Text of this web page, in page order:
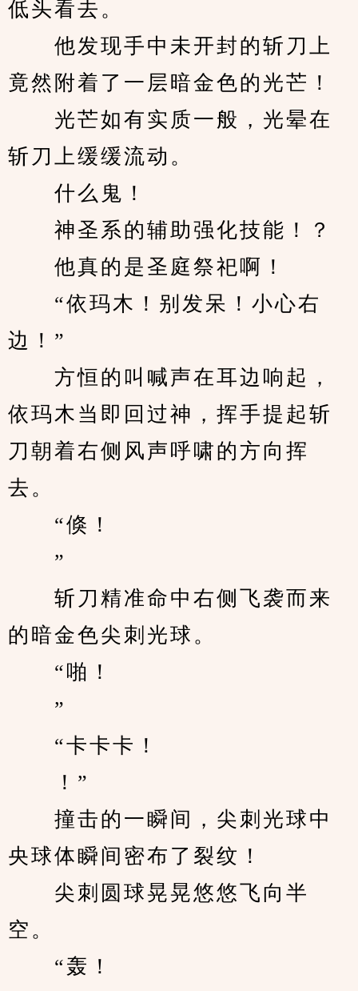
低头看去。
他发现手中未开封的斩刀上
竟然附着了一层暗金色的光芒！
光芒如有实质一般，光晕在
斩刀上缓缓流动。
什么鬼！
神圣系的辅助强化技能！？
他真的是圣庭祭祀啊！
“依玛木！别发呆！小心右
边！”
方恒的叫喊声在耳边响起，
依玛木当即回过神，挥手提起斩
刀朝着右侧风声呼啸的方向挥
去。
“倏！
”
斩刀精准命中右侧飞袭而来
的暗金色尖刺光球。
“啪！
”
“卡卡卡！
！”
撞击的一瞬间，尖刺光球中
央球体瞬间密布了裂纹！
尖刺圆球晃晃悠悠飞向半
空。
“轰！